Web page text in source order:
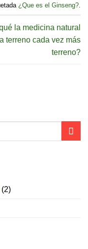
¿Que es el Ginseng?.
la medicina natural
terreno cada vez más
terreno?
(2)